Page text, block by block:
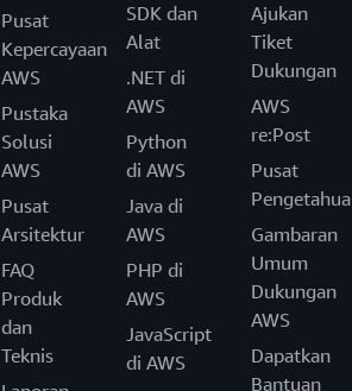
Pusat
Kepercayaan
AWS
Pustaka
Solusi
AWS
Pusat
Arsitektur
FAQ
Produk
dan
Teknis
SDK dan
Alat
.NET di
AWS
Python
di AWS
Java di
AWS
PHP di
AWS
JavaScript
di AWS
Ajukan
Tiket
Dukungan
AWS
re:Post
Pusat
Gambaran
Umum
Dukungan
AWS
Dapatkan
Bantuan